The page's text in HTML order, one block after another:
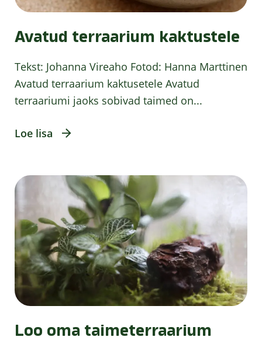
Avatud terraarium kaktustele
Tekst: Johanna Vireaho Fotod: Hanna Marttinen
Avatud terraarium kaktusetele Avatud
terraariumi jaoks sobivad taimed on...
Loe lisa
Loo oma taimeterraarium